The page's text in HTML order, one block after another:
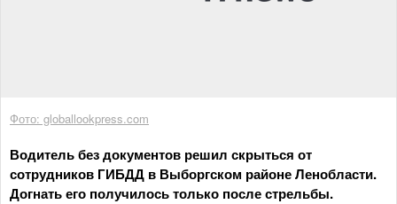
Фото: globallookpress.com
Водитель без документов решил скрыться от
сотрудников ГИБДД в Выборгском районе Ленобласти.
Догнать его получилось только после стрельбы.